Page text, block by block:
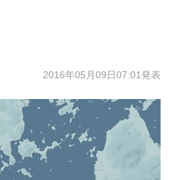
2016年05月09日07:01発表